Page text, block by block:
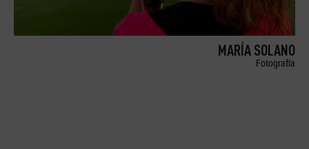
MARÍA SOLANO
Fotografía